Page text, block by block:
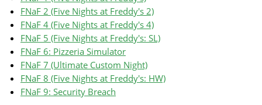
FNaF 2 (Five Nights at Freddy's 2)
FNaF 4 (Five Nights at Freddy's 4)
FNaF 5 (Five Nights at Freddy's: SL)
FNaF 6: Pizzeria Simulator
FNaF 7 (Ultimate Custom Night)
FNaF 8 (Five Nights at Freddy's: HW)
FNaF 9: Security Breach